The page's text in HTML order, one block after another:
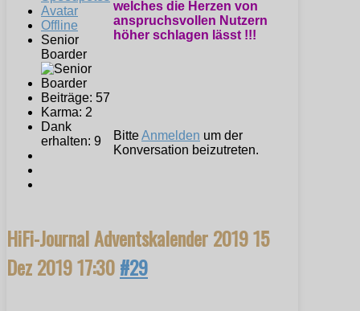
Offline
Senior
Boarder
Beiträge: 57
Karma: 2
Dank
erhalten: 9
welches die Herzen von
anspruchsvollen Nutzern
höher schlagen lässt !!!
BitteAnmelden um der
Konversation beizutreten.
HiFi-Journal Adventskalender 201915
Dez 2019 17:30#29